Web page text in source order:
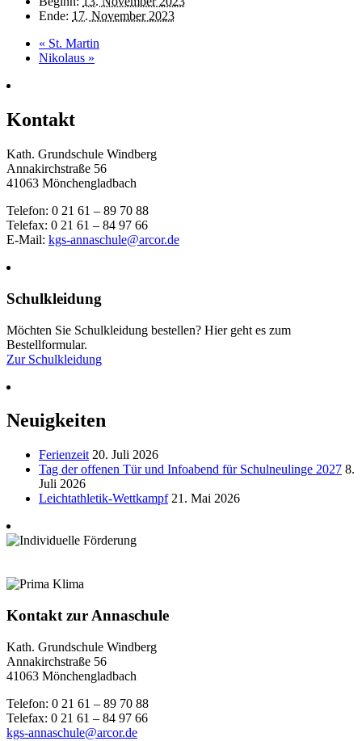
Ende: 17. November 2023
« St. Martin
Nikolaus »
Kontakt
Kath. Grundschule Windberg
Annakirchstraße 56
41063 Mönchengladbach
Telefon: 0 21 61 – 89 70 88
Telefax: 0 21 61 – 84 97 66
E-Mail: kgs-annaschule@arcor.de
Schulkleidung
Möchten Sie Schulkleidung bestellen? Hier geht es zum
Bestellformular.
Zur Schulkleidung
Neuigkeiten
Ferienzeit 20. Juli 2026
Tag der offenen Tür und Infoabend für Schulneulinge 2027 8.
Juli 2026
Leichtathletik-Wettkampf 21. Mai 2026
Kontakt zur Annaschule
Kath. Grundschule Windberg
Annakirchstraße 56
41063 Mönchengladbach
Telefon: 0 21 61 – 89 70 88
Telefax: 0 21 61 – 84 97 66
kgs-annaschule@arcor.de